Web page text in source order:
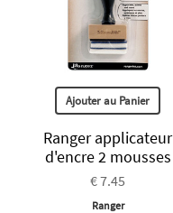
Ajouter au Panier
Ranger applicateur
d'encre 2 mousses
€ 7.45
Ranger